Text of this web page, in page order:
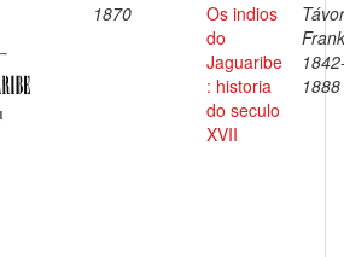
1870
Os indios
do
Jaguaribe
: historia
do seculo
XVII
1888